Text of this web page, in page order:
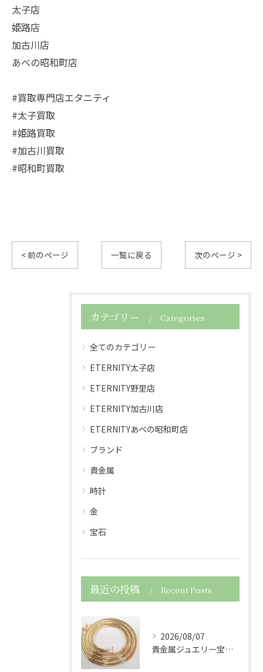
太子店
姫路店
加古川店
あべの昭和町店
#買取専門店エタニティ
#太子買取
#姫路買取
#加古川買取
#昭和町買取
< 前のページ 一覧に戻る 次のページ >
カテゴリー Categories
全てのカテゴリー
ETERNITY太子店
ETERNITY野里店
ETERNITY加古川店
ETERNITYあべの昭和町店
ブランド
貴金属
時計
金
宝石
最近の投稿 Recent Posts
2026/08/07
貴金属ジュエリー宝石750K18金製の喜平ネックレスを買取さ...